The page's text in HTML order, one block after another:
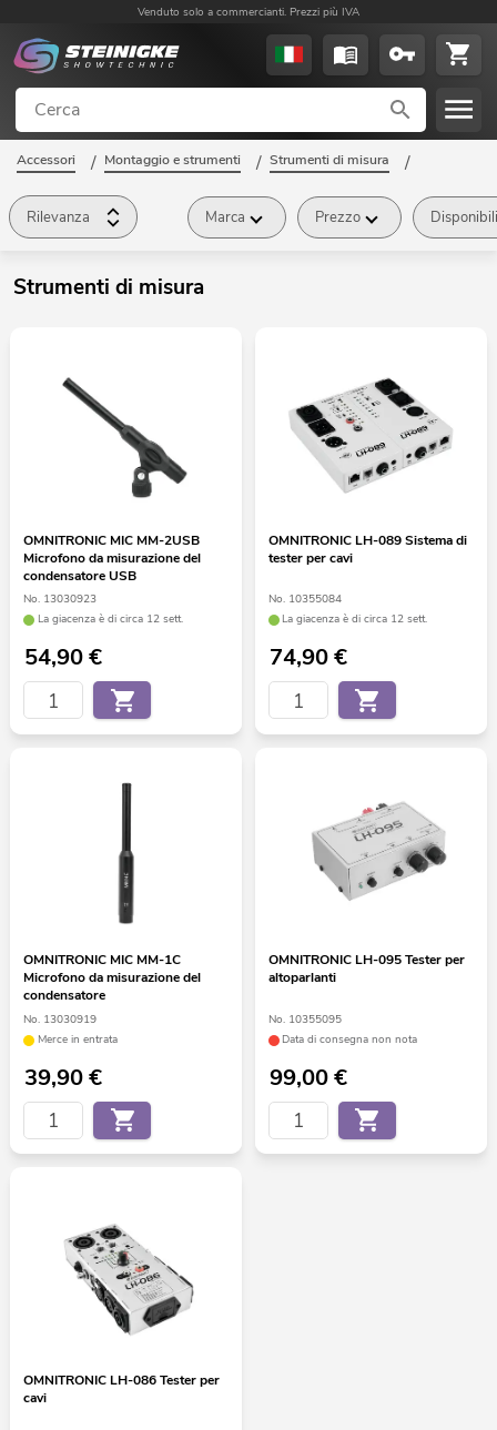
Venduto solo a commercianti. Prezzi più IVA
Accessori / Montaggio e strumenti / Strumenti di misura /
Rilevanza Marca Prezzo
Strumenti di misura
OMNITRONIC MIC MM-2USB
Microfono da misurazione del
condensatore USB
No. 13030923
La giacenza è di circa 12 sett.
54,90€
OMNITRONIC LH-089 Sistema di
tester per cavi
No. 10355084
La giacenza è di circa 12 sett.
74,90€
OMNITRONIC MIC MM-1C
Microfono da misurazione del
condensatore
No. 13030919
Merce in entrata
39,90€
OMNITRONIC LH-095 Tester per
altoparlanti
No. 10355095
Data di consegna non nota
99,00€
OMNITRONIC LH-086 Tester per
cavi